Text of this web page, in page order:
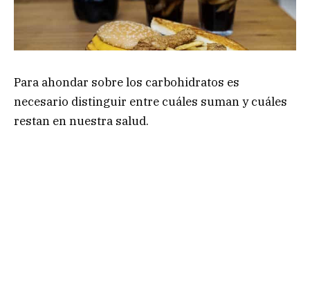
Para ahondar sobre los carbohidratos es
necesario distinguir entre cuáles suman y cuáles
restan en nuestra salud.